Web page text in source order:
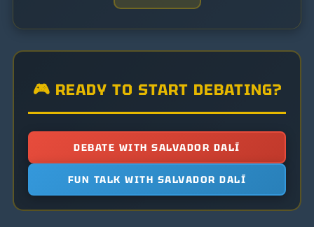
🎮 READY TO START DEBATING?
DEBATE WITH SALVADOR DALÍ
FUN TALK WITH SALVADOR DALÍ